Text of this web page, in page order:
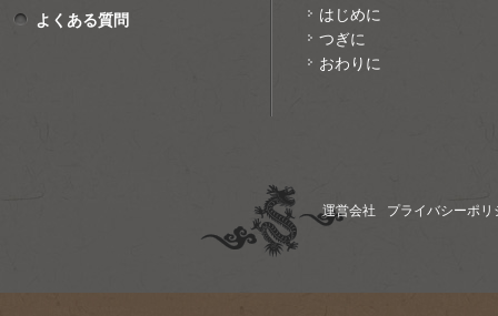
よくある質問
はじめに
つぎに
おわりに
運営会社 プライバシーポリ